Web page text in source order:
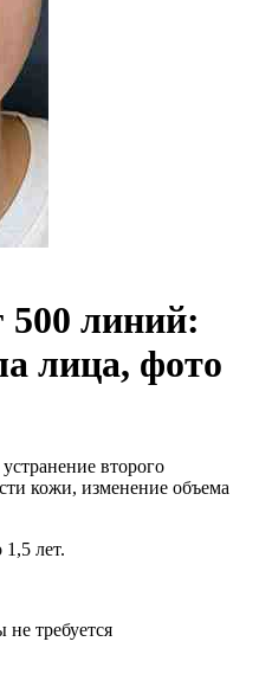
линий:
лица, фото
второго
кожи, изменение объема
лет.
требуется